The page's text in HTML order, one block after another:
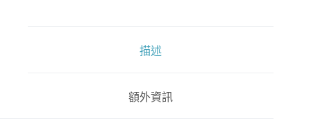
描述
額外資訊